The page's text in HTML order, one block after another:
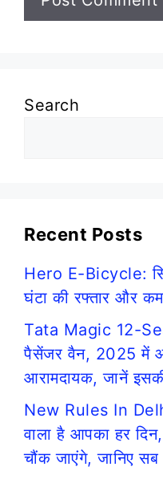
Search
Recent Posts
Hero E-Bicycle:
घंटा की रफ्तार और
Tata Magic 12-
पैसेंजर वैन, 2025 में
आरामदायक, जानें
New Rules In
वाला है आपका हर
चौंक जाएंगे, जानिए